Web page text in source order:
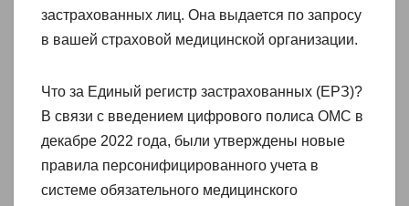
застрахованных лиц. Она выдается по запросу
в вашей страховой медицинской организации.
Что за Единый регистр застрахованных (ЕРЗ)?
В связи с введением цифрового полиса ОМС в
декабре 2022 года, были утверждены новые
правила персонифицированного учета в
системе обязательного медицинского